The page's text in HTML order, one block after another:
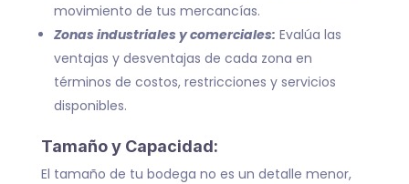
movimiento de tus mercancías.
Zonas industriales y comerciales: Evalúa las
ventajas y desventajas de cada zona en
términos de costos, restricciones y servicios
disponibles.
Tamaño y Capacidad:
El tamaño de tu bodega no es un detalle menor,